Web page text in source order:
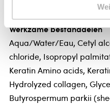
Werkzame bestanddelen
Aqua/Water/Eau, Cetyl
chloride, Isopropyl
Keratin Amino acids,
Hydrolyzed collagen,
Butyrospermum parkii